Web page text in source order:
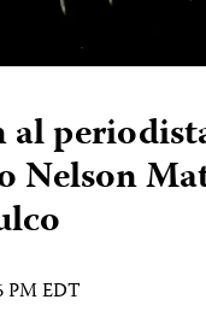
al
Nelson
PM EDT